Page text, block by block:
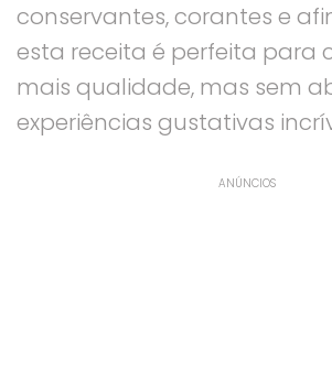
conservantes, corantes e
esta receita é perfeita para
mais qualidade, mas sem
experiências gustativas
ANÚNCIOS